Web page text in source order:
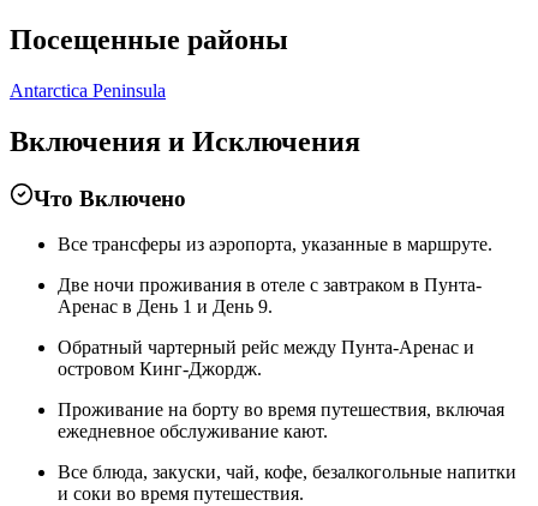
Посещенные районы
Antarctica Peninsula
Включения и Исключения
Что Включено
Все трансферы из аэропорта, указанные в маршруте.
Две ночи проживания в отеле с завтраком в Пунта-
Аренас в День 1 и День 9.
Обратный чартерный рейс между Пунта-Аренас и
островом Кинг-Джордж.
Проживание на борту во время путешествия, включая
ежедневное обслуживание кают.
Все блюда, закуски, чай, кофе, безалкогольные напитки
и соки во время путешествия.